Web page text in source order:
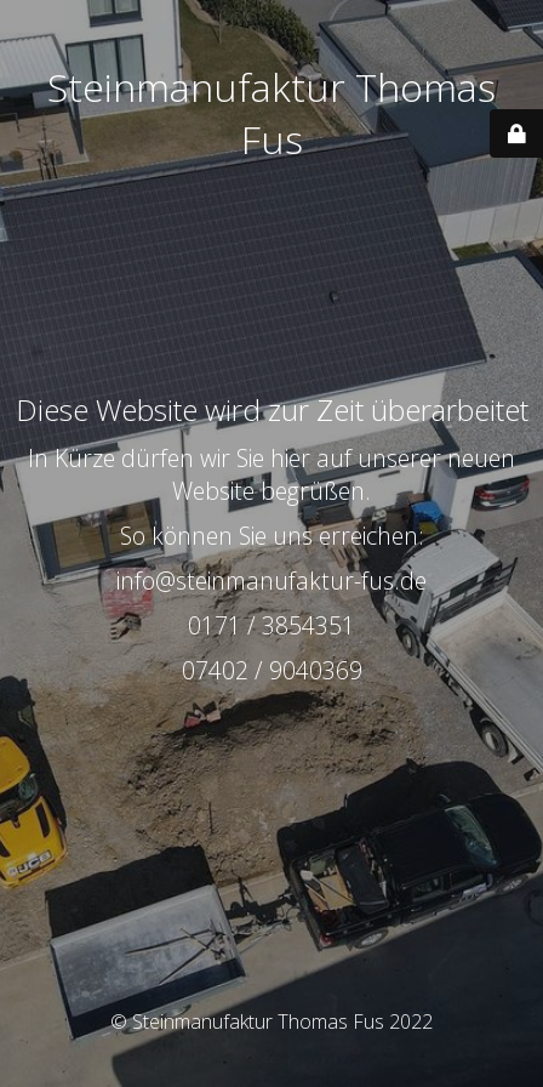
Steinmanufaktur Thomas
Fus
Diese Website wird zur Zeit überarbeitet
In Kürze dürfen wir Sie hier auf unserer neuen
Website begrüßen.
So können Sie uns erreichen:
info@steinmanufaktur-fus.de
0171 / 3854351
07402 / 9040369
© Steinmanufaktur Thomas Fus 2022